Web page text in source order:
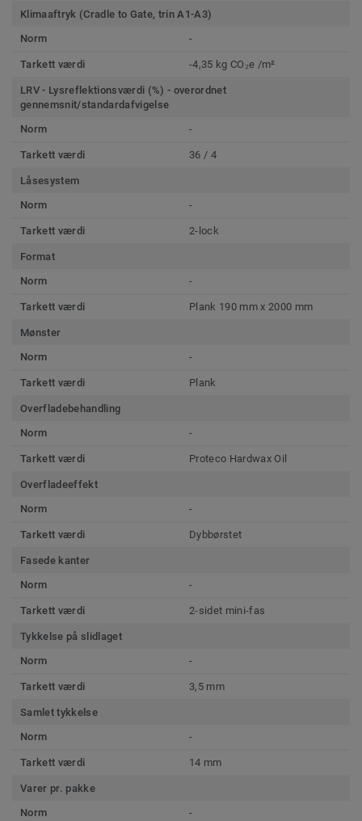
Klimaaftryk (Cradle to Gate, trin A1-A3)
Norm
-
Tarkett værdi -4,35 kg CO₂e /m²
LRV - Lysreflektionsværdi (%) - overordnet
gennemsnit/standardafvigelse
Norm
-
Tarkett værdi 36 / 4
Låsesystem
Norm
-
Tarkett værdi 2-lock
Format
Norm
-
Tarkett værdi Plank 190 mm x 2000 mm
Mønster
Norm
-
Tarkett værdi Plank
Overfladebehandling
Norm
-
Tarkett værdi Proteco Hardwax Oil
Overfladeeffekt
Norm
-
Tarkett værdi Dybbørstet
Fasede kanter
Norm
-
Tarkett værdi 2-sidet mini-fas
Tykkelse på slidlaget
Norm
-
Tarkett værdi 3,5 mm
Samlet tykkelse
Norm
-
Tarkett værdi 14 mm
Varer pr. pakke
Norm
-